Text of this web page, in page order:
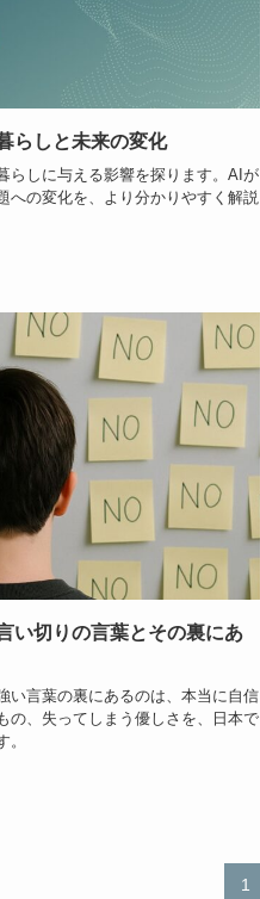
らしと未来の変化
らしに与える影響を探ります。AIが
への変化を、より分かりやすく解説
い切りの言葉とその裏にあ
言葉の裏にあるのは、本当に自信
の、失ってしまう優しさを、日本で
1